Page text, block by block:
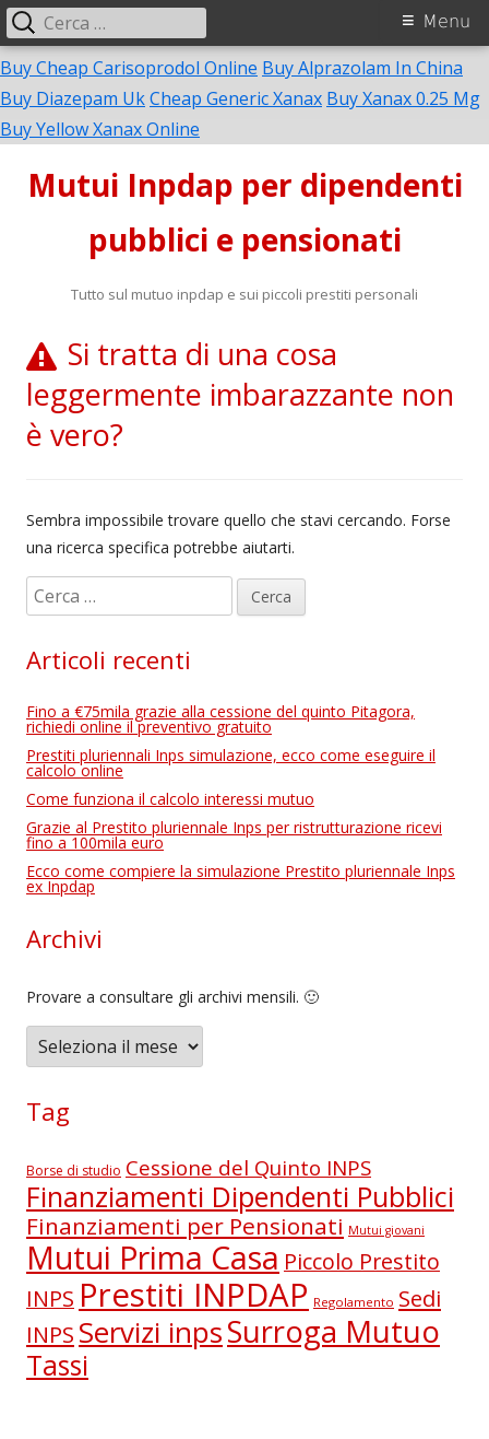
Buy Cheap Carisoprodol Online Buy Alprazolam In China
Buy Diazepam UkCheap Generic Xanax Buy Xanax 0.25 Mg
Buy Yellow Xanax Online
contenuto
Mutui Inpdap per dipendenti
pubblici e pensionati
Tutto sul mutuo inpdap e sui piccoli prestiti personali
Menu
principale
Menu
Ricerca
per:
Si tratta di una cosa
leggermente imbarazzante non
è vero?
Sembra impossibile trovare quello che stavi cercando. Forse
una ricerca specifica potrebbe aiutarti.
i
e
c
a
p
e
r
:
Articoli recenti
Fino a €75mila grazie alla cessione del quinto Pitagora,
richiedi online il preventivo gratuito
Prestiti pluriennali Inps simulazione, ecco come eseguire il
calcolo online
Come funziona il calcolo interessi mutuo
Grazie al Prestito pluriennale Inps per ristrutturazione ricevi
fino a 100mila euro
Ecco come compiere la simulazione Prestito pluriennale Inps
ex Inpdap
Archivi
Provare a consultare gli archivi mensili. 🙂
r
h
v
Tag
Borse di studio Cessione del Quinto INPS
Finanziamenti Dipendenti Pubblici
Finanziamenti per Pensionati Mutui giovani
Mutui Prima Casa Piccolo Prestito
INPS Prestiti INPDAP Regolamento Sedi
INPS Servizi inpsSurroga Mutuo
Tassi